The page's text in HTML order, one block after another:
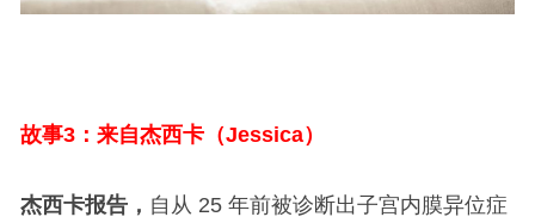
故事3：来自杰西卡（Jessica）
杰西卡报告， 自从 25 年前被诊断出子宫内膜异位症